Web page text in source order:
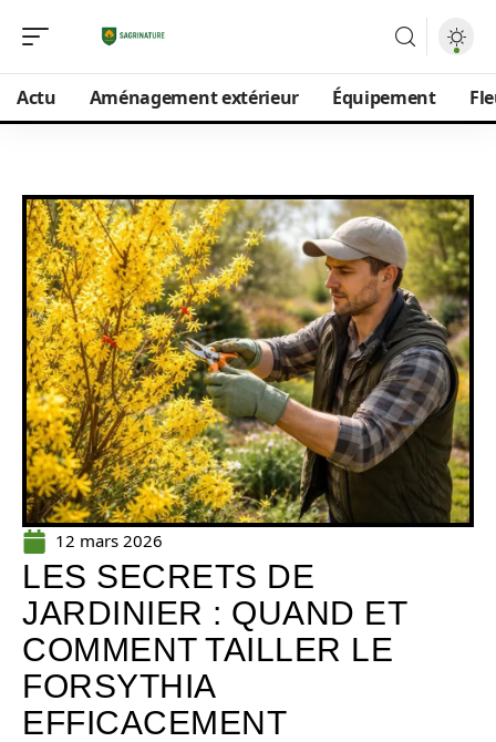
Actu Aménagement extérieur Équipement
12 mars 2026
LES SECRETS DE
JARDINIER : QUAND ET
COMMENT TAILLER LE
FORSYTHIA
EFFICACEMENT